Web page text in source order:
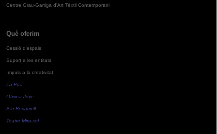
Centre Grau-Garriga d'Art Tèxtil Contemporani
Què oferim
Cessió d'espais
Suport a les entitats
Impuls a la creativitat
La Pua
Oficina Jove
Bar Bocamoll
Teatre Mira-sol